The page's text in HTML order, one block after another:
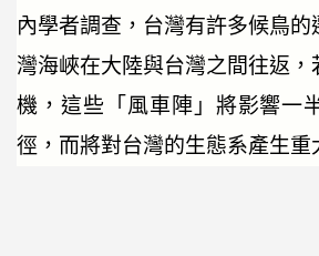
內學者調查，台灣有許多候鳥
灣海峽在大陸與台灣之間往返
機，這些「風車陣」將影響一
徑，而將對台灣的生態系產生重